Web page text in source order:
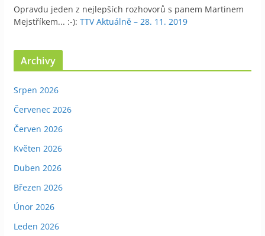
Opravdu jeden z nejlepších rozhovorů s panem Martinem
Mejstříkem... :-): TTV Aktuálně – 28. 11. 2019
Archivy
Srpen 2026
Červenec 2026
Červen 2026
Květen 2026
Duben 2026
Březen 2026
Únor 2026
Leden 2026